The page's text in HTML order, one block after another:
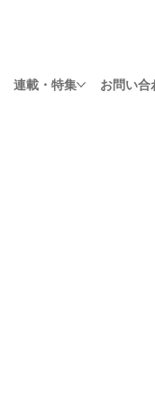
連載・特集 お問い合